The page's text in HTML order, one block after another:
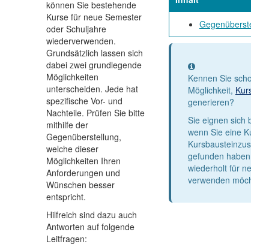
können Sie bestehende
Kurse für neue Semester
oder Schuljahre
wiederverwenden.
Grundsätzlich lassen sich
dabei zwei grundlegende
Möglichkeiten
unterscheiden. Jede hat
spezifische Vor- und
Nachteile. Prüfen Sie bitte
mithilfe der
Gegenüberstellung,
welche dieser
Möglichkeiten Ihren
Anforderungen und
Wünschen besser
entspricht.
Hilfreich sind dazu auch
Antworten auf folgende
Leitfragen:
Information
Kennen Sie schon
Möglichkeit,
generieren?
Sie eignen sich
wenn Sie eine
gefunden haben,
wiederholt für neue
verwenden möchten.